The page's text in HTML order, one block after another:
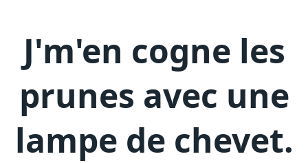
J'm'en cogne les
prunes avec une
lampe de chevet.